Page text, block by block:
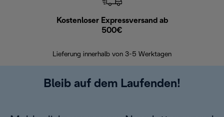
Kostenloser Expressversand ab
500€
Lieferung innerhalb von 3-5 Werktagen
Bleib auf dem Laufenden!